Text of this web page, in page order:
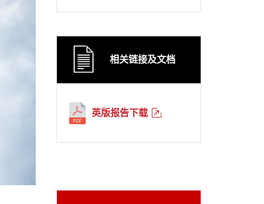
相关链接及文档
英版报告下载